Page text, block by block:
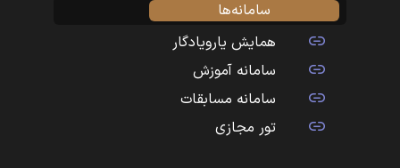
سامانه‌ها
همایش یارویادگار
سامانه آموزش
سامانه مسابقات
تور مجازی